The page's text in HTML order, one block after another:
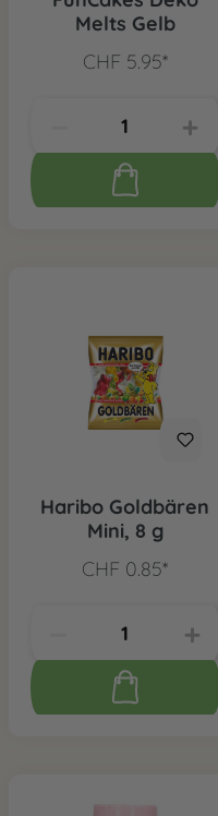
Melts Gelb
CHF 5.95*
Haribo Goldbären
Mini, 8 g
CHF 0.85*